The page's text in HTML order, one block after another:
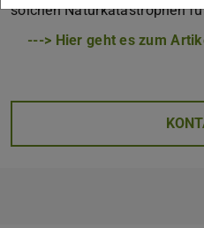
solchen Naturkatastrophen
---> Hier geht es zum